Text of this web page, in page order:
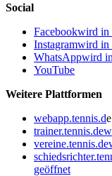
Social
Facebookwird in
Instagramwird in
WhatsAppwird
YouTube
Weitere Plattformen
webapp.tennis.de
trainer.tennis.de
vereine.tennis.de
geöffnet